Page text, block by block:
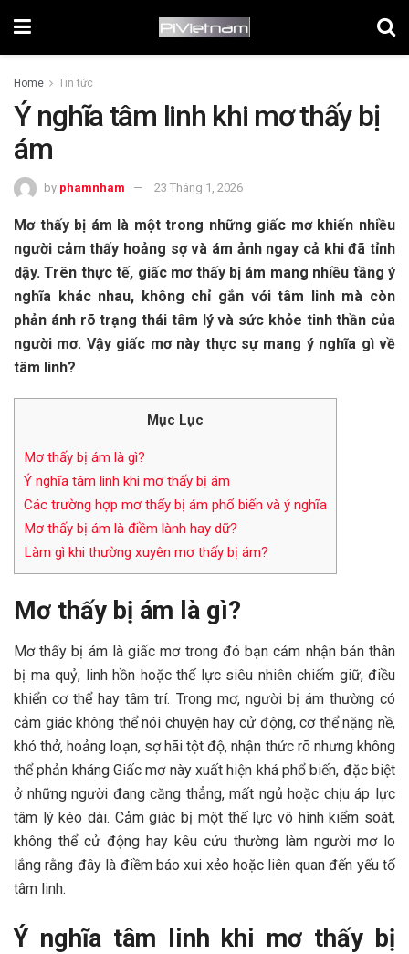
Home Tin tức
Ý nghĩa tâm linh khi mơ thấy bị
ám
by phamnham 23 Tháng 1, 2026
Mơ thấy bị ám là một trong những giấc mơ khiến nhiều
người cảm thấy hoảng sợ và ám ảnh ngay cả khi đã tỉnh
dậy. Trên thực tế, giấc mơ thấy bị ám mang nhiều tầng ý
nghĩa khác nhau, không chỉ gắn với tâm linh mà còn
phản ánh rõ trạng thái tâm lý và sức khỏe tinh thần của
người mơ. Vậy giấc mơ này thực sự mang ý nghĩa gì về
tâm linh?
Mục Lục
Mơ thấy bị ám là gì?
Ý nghĩa tâm linh khi mơ thấy bị ám
Các trường hợp mơ thấy bị ám phổ biến và ý nghĩa
Mơ thấy bị ám là điềm lành hay dữ?
Làm gì khi thường xuyên mơ thấy bị ám?
Mơ thấy bị ám là gì?
Mơ thấy bị ám là giấc mơ trong đó bạn cảm nhận bản thân
bị ma quỷ, linh hồn hoặc thế lực siêu nhiên chiếm giữ, điều
khiển cơ thể hay tâm trí. Trong mơ, người bị ám thường có
cảm giác không thể nói chuyện hay cử động, cơ thể nặng nề,
khó thở, hoảng loạn, sợ hãi tột độ, nhận thức rõ nhưng không
thể phản kháng Giấc mơ này xuất hiện khá phổ biến, đặc biệt
ở những người đang căng thẳng, mất ngủ hoặc chịu áp lực
tâm lý kéo dài. Cảm giác bị một thế lực vô hình kiểm soát,
không thể cử động hay kêu cứu thường làm người mơ lo
lắng rằng đây là điềm báo xui xẻo hoặc liên quan đến yếu tố
tâm linh.
Ý nghĩa tâm linh khi mơ thấy bị